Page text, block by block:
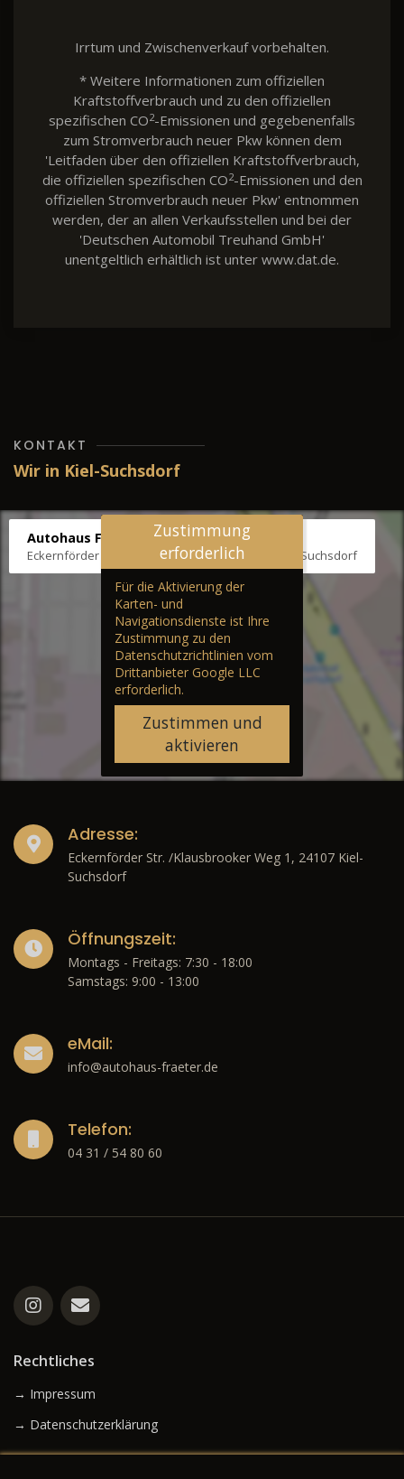
Irrtum und Zwischenverkauf vorbehalten.
* Weitere Informationen zum offiziellen
Kraftstoffverbrauch und zu den offiziellen
spezifischen CO2-Emissionen und gegebenenfalls
zum Stromverbrauch neuer Pkw können dem
'Leitfaden über den offiziellen Kraftstoffverbrauch,
die offiziellen spezifischen CO2-Emissionen und den
offiziellen Stromverbrauch neuer Pkw' entnommen
werden, der an allen Verkaufsstellen und bei der
'Deutschen Automobil Treuhand GmbH'
unentgeltlich erhältlich ist unter www.dat.de.
KONTAKT
Wir in Kiel-Suchsdorf
Autohaus Fräter
Eckernförder Str. /Klausbrooker Weg 1, 24107 Kiel-Suchsdorf
Zustimmung
erforderlich
Für die Aktivierung der
Karten- und
Navigationsdienste ist Ihre
Zustimmung zu den
Datenschutzrichtlinien vom
Drittanbieter Google LLC
erforderlich.
Zustimmen und
aktivieren
Adresse:
Eckernförder Str. /Klausbrooker Weg 1, 24107 Kiel-
Suchsdorf
Öffnungszeit:
Montags - Freitags: 7:30 - 18:00
Samstags: 9:00 - 13:00
eMail:
info@autohaus-fraeter.de
Telefon:
04 31 / 54 80 60
Rechtliches
→ Impressum
→ Datenschutzerklärung